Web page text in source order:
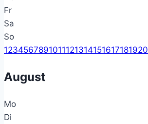
Fr
Sa
So
1234567891011121314151617181920
August
Mo
Di